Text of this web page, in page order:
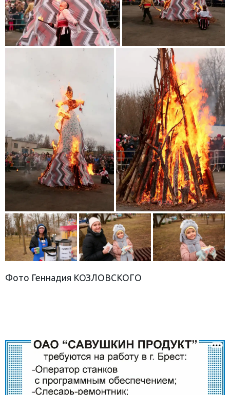
Фото Геннадия КОЗЛОВСКОГО